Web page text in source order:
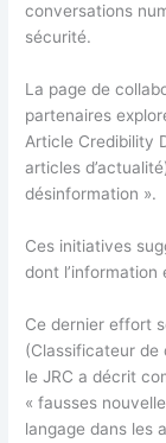
conversations
sécurité.
La page de
partenaires
Article Credibility
articles
désinformation ».
Ces initiatives
dont
Ce dernier effort
(Classificateur de
le JRC a décrit
« fausses
langage dans les